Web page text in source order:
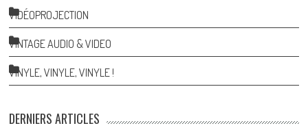
VIDÉOPROJECTION
VINTAGE AUDIO & VIDEO
VINYLE, VINYLE, VINYLE !
DERNIERS ARTICLES